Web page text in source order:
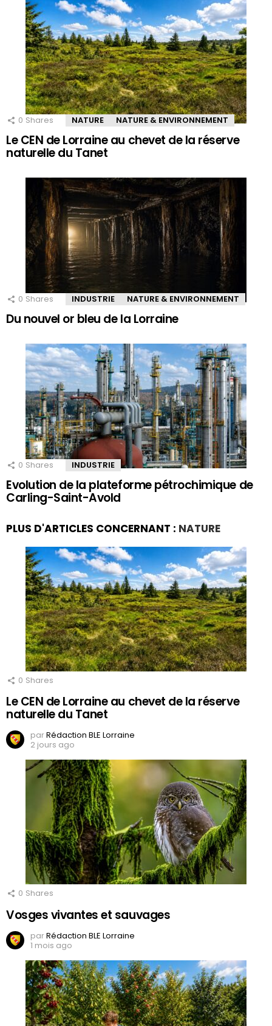
0 Shares NATURE NATURE & ENVIRONNEMENT
Le CEN de Lorraine au chevet de la réserve
naturelle du Tanet
0 Shares INDUSTRIE NATURE & ENVIRONNEMENT
Du nouvel or bleu de la Lorraine
0 Shares INDUSTRIE
Evolution de la plateforme pétrochimique de
Carling-Saint-Avold
PLUS D'ARTICLES CONCERNANT : NATURE
0 Shares
Le CEN de Lorraine au chevet de la réserve
naturelle du Tanet
parRédaction BLE Lorraine
2 jours ago
0 Shares
Vosges vivantes et sauvages
parRédaction BLE Lorraine
1 mois ago